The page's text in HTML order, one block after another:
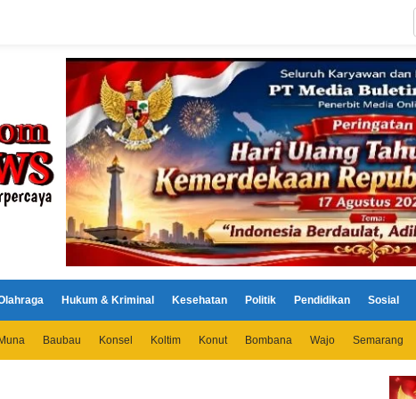
Hukum & Kriminal Kesehatan Politik Pendidikan Sosial
Baubau Konsel Koltim Konut Bombana Wajo Semarang